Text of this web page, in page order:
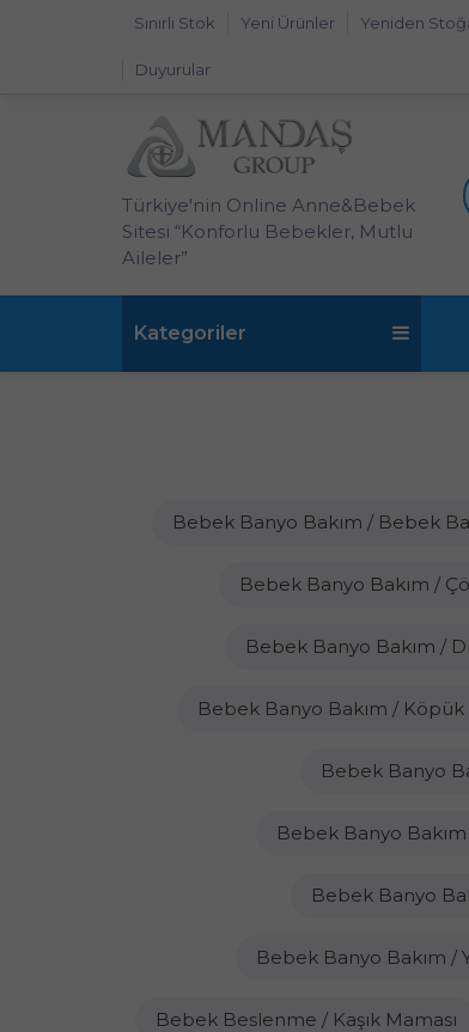
Sınırlı Stok Yeni Ürünler Yeniden
Duyurular
Türkiye'nin Online Anne&Bebek
Sitesi “Konforlu Bebekler, Mutlu
Aileler”
Kategoriler
Bebek Banyo Bakım / Bebek
Bebek Banyo Bakım /
Bebek Banyo Bakım /
Bebek Banyo Bakım / Köpük
Bebek Banyo
Bebek Banyo
Bebek Banyo
Bebek Banyo Bakım /
Bebek Beslenme / Kaşık Maması